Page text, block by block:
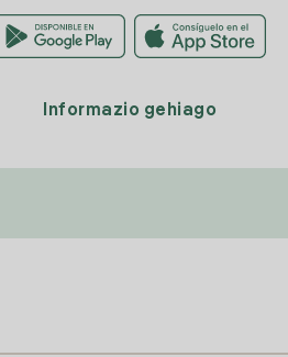
Informazio gehiago